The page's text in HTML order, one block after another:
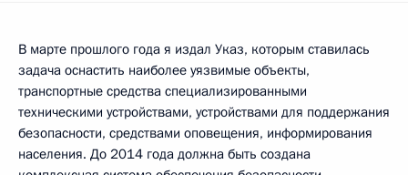
В марте прошлого года я издал Указ, которым ставилась
задача оснастить наиболее уязвимые объекты,
транспортные средства специализированными
техническими устройствами, устройствами для поддержания
безопасности, средствами оповещения, информирования
населения. До 2014 года должна быть создана